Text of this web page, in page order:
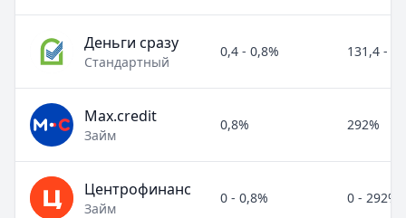
Деньги сразу
Стандартный
0,4 - 0,8% 131,4 -
Max.credit
Займ
0,8% 292%
Центрофинанс
Займ
0 - 0,8% 0 - 292%